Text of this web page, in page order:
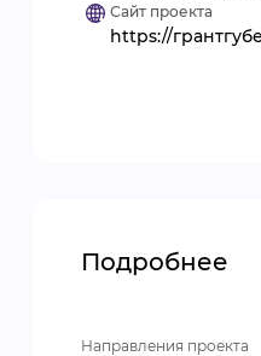
Сайт проекта
https://
Подробнее
Направления проекта